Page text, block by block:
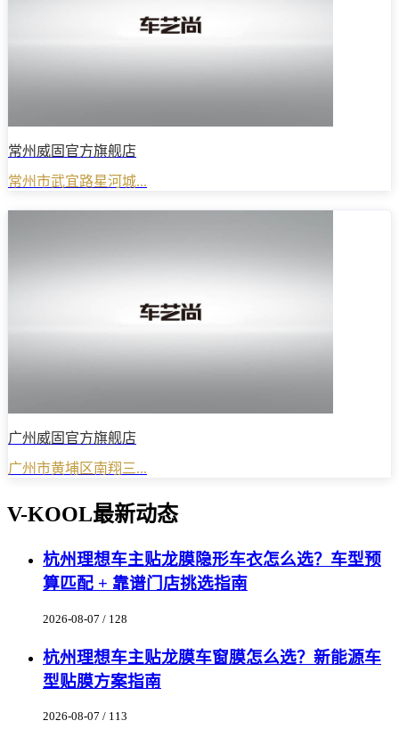
常州威固官方旗舰店
常州市武宜路星河城...
广州威固官方旗舰店
广州市黄埔区南翔三...
V-KOOL最新动态
杭州理想车主贴龙膜隐形车衣怎么选？车型预
算匹配 + 靠谱门店挑选指南
2026-08-07 / 128
杭州理想车主贴龙膜车窗膜怎么选？新能源车
型贴膜方案指南
2026-08-07 / 113